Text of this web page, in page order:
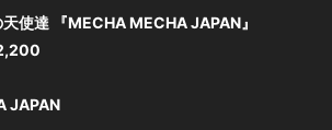
天使達 『MECHA MECHA JAPAN』
JAPAN